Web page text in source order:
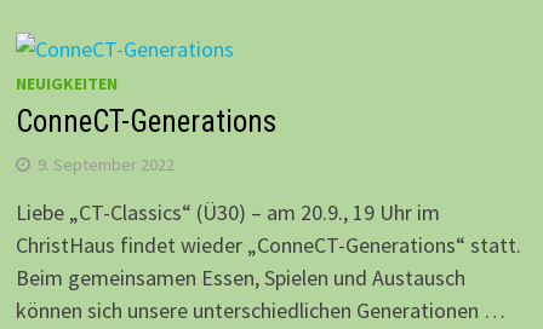
NEUIGKEITEN
ConneCT-Generations
9. September 2022
Liebe „CT-Classics“ (Ü30) – am 20.9., 19 Uhr im
ChristHaus findet wieder „ConneCT-Generations“ statt.
Beim gemeinsamen Essen, Spielen und Austausch
können sich unsere unterschiedlichen Generationen …